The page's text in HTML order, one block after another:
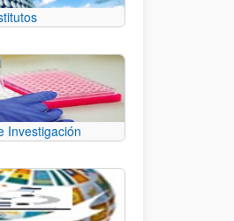
Investigación